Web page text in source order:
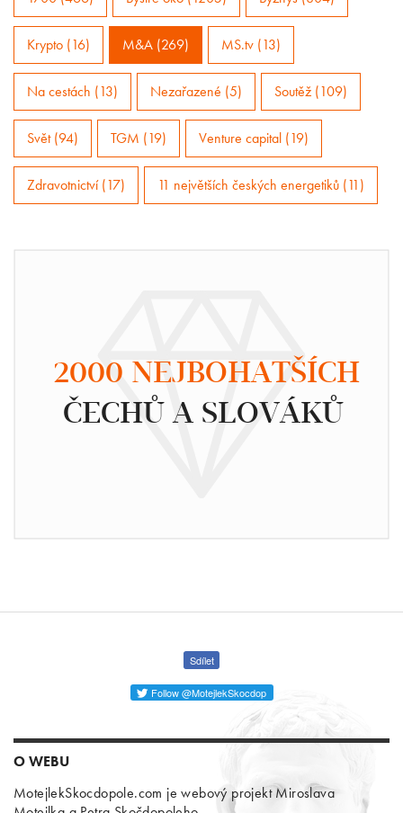
Krypto (16) M&A (269) MS.tv (13)
Na cestách (13) Nezařazené (5) Soutěž (109)
Svět (94) TGM (19) Venture capital (19)
Zdravotnictví (17) 11 největších českých energetiků (11)
2000 NEJBOHATŠÍCH
ČECHŮ A SLOVÁKŮ
Sdílet
Follow @MotejlekSkocdop
O WEBU
MotejlekSkocdopole.com je webový projekt Miroslava